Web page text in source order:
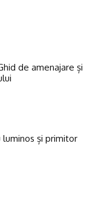
de amenajare și
luminos și primitor